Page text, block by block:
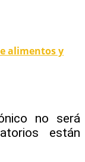
alimentos y
no será
están